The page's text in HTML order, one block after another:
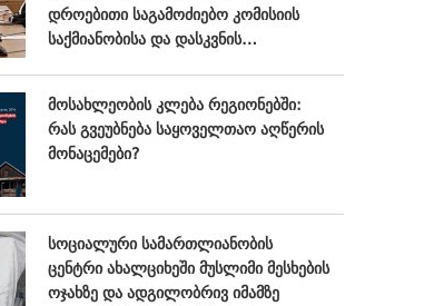
დროებითი საგამოძიებო კომისიის
საქმიანობისა და დასკვნის
მოსახლეობის კლება რეგიონებში:
რას გვეუბნება საყოველთაო აღწერის
მონაცემები?
სოციალური სამართლიანობის
ცენტრი ახალციხეში მუსლიმი მესხების
ოჯახზე და ადგილობრივ იმამზე